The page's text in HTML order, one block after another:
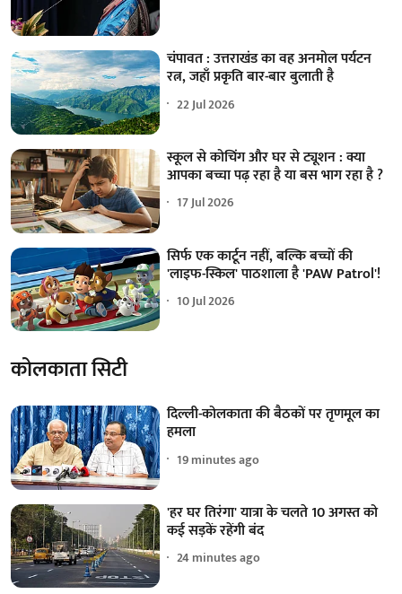
चंपावत : उत्तराखंड का वह अनमोल पर्यटन
रत्न, जहाँ प्रकृति बार-बार बुलाती है
22 Jul 2026
स्कूल से कोचिंग और घर से ट्यूशन : क्या
आपका बच्चा पढ़ रहा है या बस भाग रहा है ?
17 Jul 2026
सिर्फ एक कार्टून नहीं, बल्कि बच्चों की
'लाइफ-स्किल' पाठशाला है 'PAW Patrol'!
10 Jul 2026
कोलकाता सिटी
दिल्ली-कोलकाता की बैठकों पर तृणमूल का
हमला
19 minutes ago
'हर घर तिरंगा' यात्रा के चलते 10 अगस्त को
कई सड़कें रहेंगी बंद
24 minutes ago